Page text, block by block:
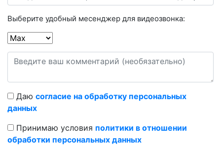
Выберите удобный месенджер для видеозвонка:
Даю согласие на обработку персональных
данных
Принимаю условия политики в отношении
обработки персональных данных